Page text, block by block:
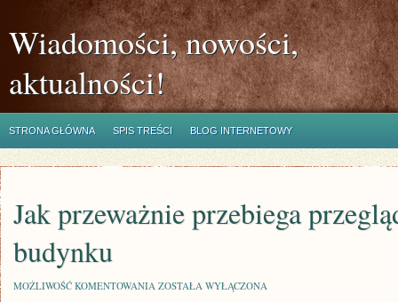
Wiadomości, nowości,
aktualności!
STRONA GŁÓWNA SPIS TREŚCI BLOG INTERNETOWY
Jak przeważnie przebiega
budynku
MOŻLIWOŚĆ KOMENTOWANIA JAK
ZOSTAŁA WYŁĄCZONA